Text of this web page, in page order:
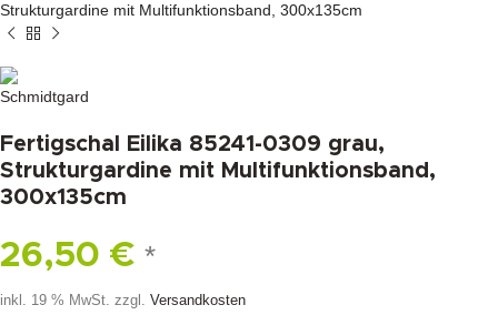
Strukturgardine mit Multifunktionsband, 300x135cm
Fertigschal Eilika 85241-0309 grau,
Strukturgardine mit Multifunktionsband,
300x135cm
26,50 € *
inkl. 19 % MwSt. zzgl. Versandkosten